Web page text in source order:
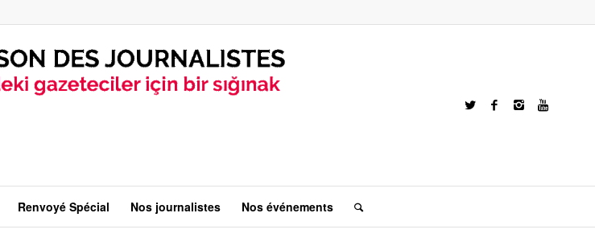
Renvoyé Spécial Nos journalistes Nos événements